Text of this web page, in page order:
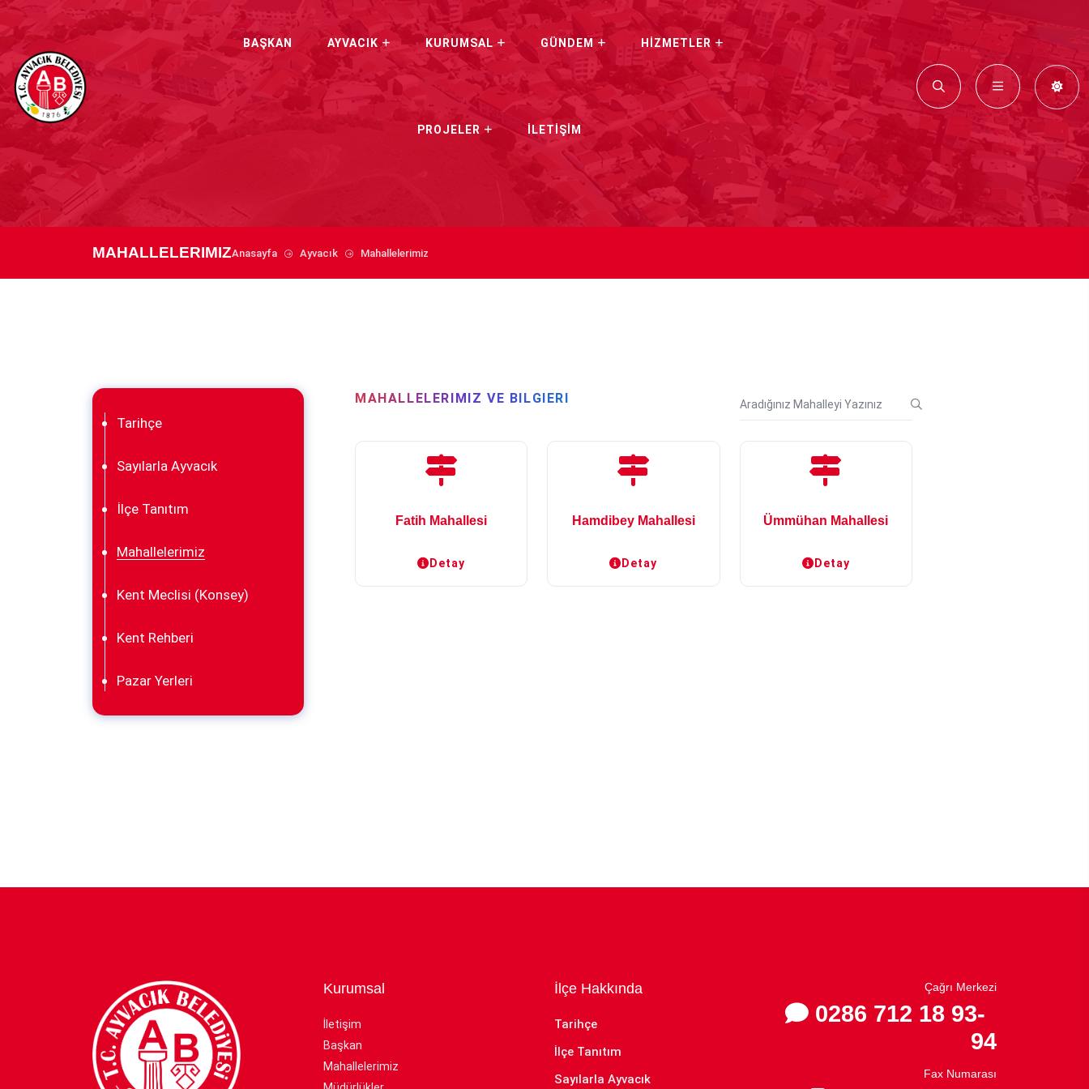
BAŞKAN AYVACIK KURUMSAL GÜNDEM HİZMETLER
PROJELER İLETİŞİM
MAHALLELERIMIZAnasayfa Ayvacık Mahallelerimiz
Tarihçe
Sayılarla Ayvacık
İlçe Tanıtım
Mahallelerimiz
Kent Meclisi (Konsey)
Kent Rehberi
Pazar Yerleri
MAHALLELERIMIZ VE BILGIERI
Fatih Mahallesi
Detay
Hamdibey Mahallesi
Detay
Ümmühan Mahallesi
Detay
Kurumsal
İletişim
Başkan
Mahallelerimiz
İlçe Hakkında
Tarihçe
İlçe Tanıtım
Sayılarla Ayvacık
Çağrı Merkezi
0286 712 18 93-
94
Fax Numarası